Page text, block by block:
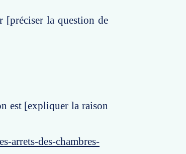
[préciser la question de
est [expliquer la raison
arrets-des-chambres-